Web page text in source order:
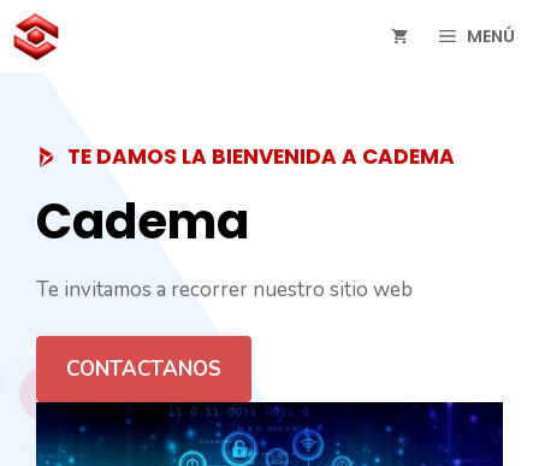
Saltar
al
MENÚ
TE DAMOS LA BIENVENIDA A CADEMA
Cadema
Te invitamos a recorrer nuestro sitio web
CONTACTANOS